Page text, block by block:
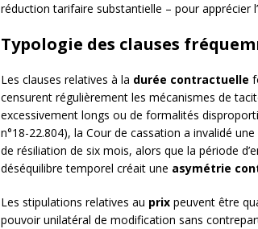
réduction tarifaire substantielle – pour apprécier
Typologie des clauses
Les clauses relatives à la durée contractuelle
censurent régulièrement les mécanismes de
excessivement longs ou de formalités
n°18-22.804), la Cour de cassation a invalidé
de résiliation de six mois, alors que la période
déséquilibre temporel créait une asymétrie
Les stipulations relatives au prix peuvent être
pouvoir unilatéral de modification sans